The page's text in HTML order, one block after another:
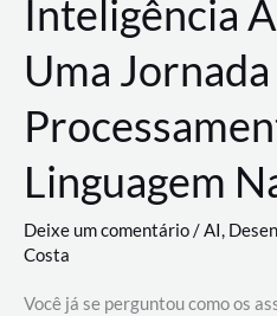
Inteligência
Uma
Linguagem
Deixe um comentário/AI,
Costa
Você já se perguntou como os